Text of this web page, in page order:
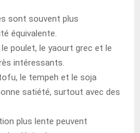
sont souvent plus
équivalente.
poulet, le yaourt grec et le
intéressants.
le tempeh et le soja
satiété, surtout avec des
plus lente peuvent